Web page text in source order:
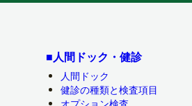
■人間ドック・健診
人間ドック
健診の種類と検査項目